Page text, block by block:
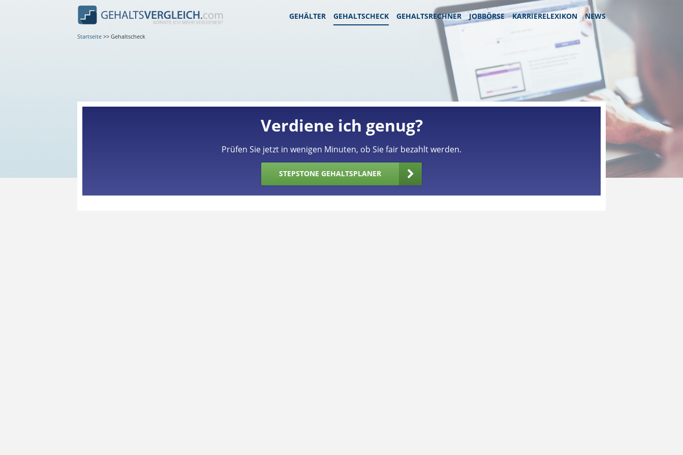
GEHÄLTER GEHALTSCHECK GEHALTSRECHNER JOBBÖRSE KARRIERELEXIKON NEWS
Startseite >> Gehaltscheck
Verdiene ich genug?
Prüfen Sie jetzt in wenigen Minuten, ob Sie fair bezahlt werden.
STEPSTONE GEHALTSPLANER